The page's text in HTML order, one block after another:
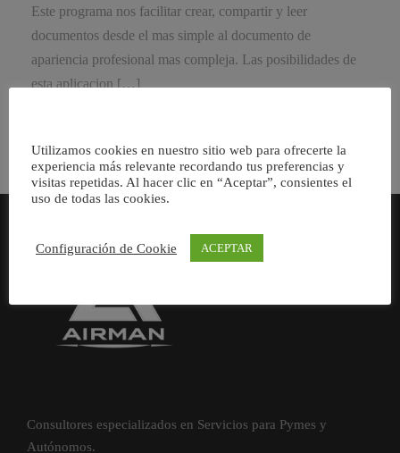
Este programa nos facilitar crear, compartir y leer
documentos desde el mas simple al documento de
apariencia profesional mas compleja. Las posibilidades de
esta aplicacion […]
Consultores especializados en Servicios para Pymes y
Autónomos.
Utilizamos cookies en nuestro sitio web para ofrecerte la
experiencia más relevante recordando tus preferencias y
visitas repetidas. Al hacer clic en “Aceptar”, consientes el
uso de todas las cookies.
Configuración de Cookie ACEPTAR